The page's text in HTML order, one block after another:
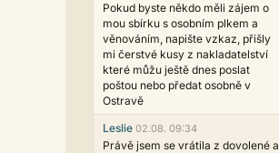
Pokud byste někdo měli zájem o
mou sbírku s osobním plkem a
věnováním, napište vzkaz, přišly
mi čerstvé kusy z nakladatelství
které můžu ještě dnes poslat
poštou nebo předat osobně v
Ostravě
Leslie 02.08. 09:34
Právě jsem se vrátila z dovolené a